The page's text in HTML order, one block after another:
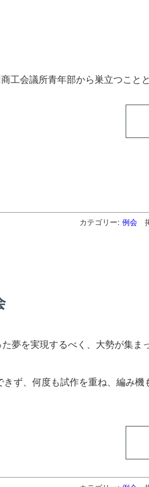
会議所青年部から巣立つことと
カテゴリー: 例会
夢を実現するべく、大勢が集ま
ず、何度も試作を重ね、編み機